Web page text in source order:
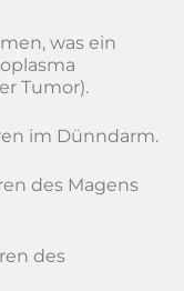
was ein
Tumor).
im Dünndarm.
des Magens
des